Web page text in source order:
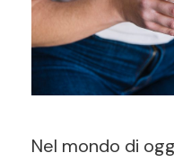
Nel mondo di